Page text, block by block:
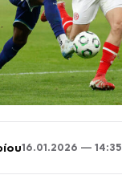
16.01.2026 — 14:35